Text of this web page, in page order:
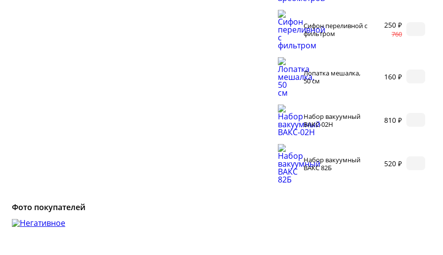
Сифон переливной с
фильтром
250 ₽
760
Лопатка мешалка,
50 см
160 ₽
Набор вакуумный
ВАКС-02Н
810 ₽
Набор вакуумный
ВАКС 82Б
520 ₽
Фото покупателей